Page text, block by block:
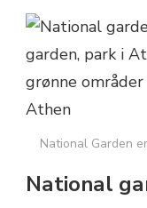
National Garden
National